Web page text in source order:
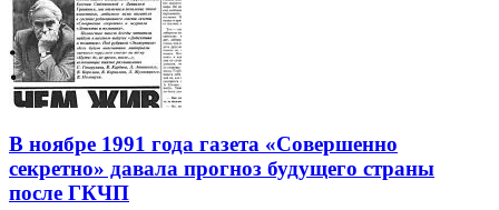
В ноябре 1991 года газета «Совершенно
секретно» давала прогноз будущего страны
после ГКЧП